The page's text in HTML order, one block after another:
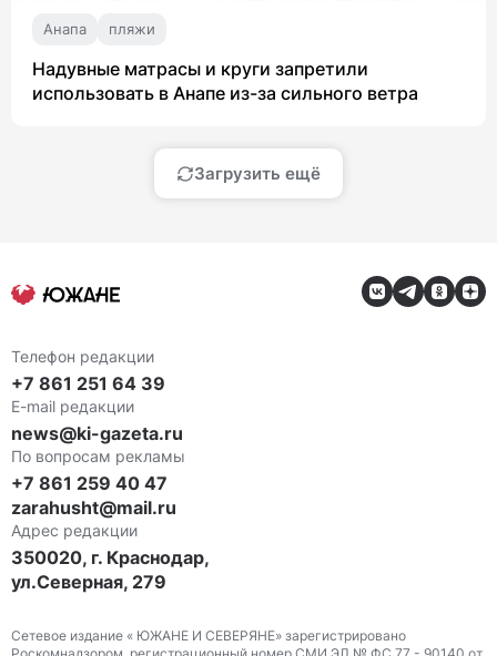
Анапа пляжи
Надувные матрасы и круги запретили
использовать в Анапе из-за сильного ветра
Загрузить ещё
Телефон редакции
+7 861 251 64 39
E-mail редакции
news@ki-gazeta.ru
По вопросам рекламы
+7 861 259 40 47
zarahusht@mail.ru
Адрес редакции
350020, г. Краснодар,
ул.Северная, 279
Сетевое издание « ЮЖАНЕ И СЕВЕРЯНЕ» зарегистрировано